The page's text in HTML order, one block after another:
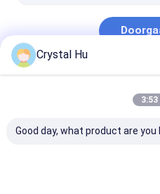
Verzoek om een Citaat
Flessenvullenmachine
FLES HET AFDEKKEN
fles etiketteringsmachine
Crystal Hu
3:53
Good day, what product are you